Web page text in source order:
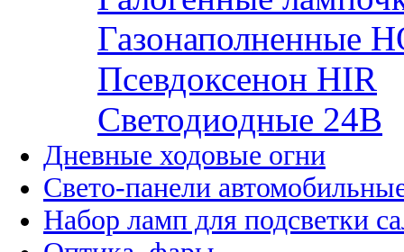
Газонаполненные
Псевдоксенон HIR
Cветодиодные 24B
Дневные ходовые огни
Свето-панели
Набор ламп для подсветки